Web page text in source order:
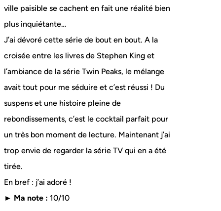
ville paisible se cachent en fait une réalité bien
plus inquiétante…
J’ai dévoré cette série de bout en bout. A la
croisée entre les livres de Stephen King et
l’ambiance de la série Twin Peaks, le mélange
avait tout pour me séduire et c’est réussi ! Du
suspens et une histoire pleine de
rebondissements, c’est le cocktail parfait pour
un très bon moment de lecture. Maintenant j’ai
trop envie de regarder la série TV qui en a été
tirée.
En bref : j’ai adoré !
► Ma note : 10/10